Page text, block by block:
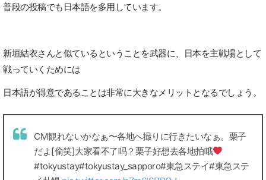
普段の投稿でも日本語を多用しています。
新垣結衣さんと似ているということを武器に、日本を主戦場として
戦っていくためには
日本語が得意であることは非常に大きなメリットとなるでしょう。
CM観れないかなぁ〜各地へ撮りに行きたいなぁ。栗子
だよ[偷笑]大家看不了吗？栗子好想去各地拍哦
#tokyustay#tokyustay_sapporo#東急ステイ#東急ステ